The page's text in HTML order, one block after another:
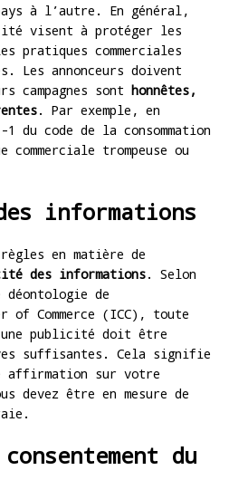
à l’autre. En général,
visent à protéger les
pratiques commerciales
Les annonceurs doivent
campagnes sont honnêtes,
. Par exemple, en
du code de la consommation
trompeuse ou
informations
en matière de
des informations. Selon
de
of Commerce (ICC), toute
publicité doit être
suffisantes. Cela signifie
affirmation sur votre
devez être en mesure de
du